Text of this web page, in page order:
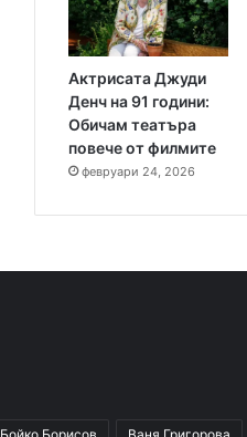
Актрисата Джуди
Денч на 91 години:
Обичам театъра
повече от филмите
февруари 24, 2026